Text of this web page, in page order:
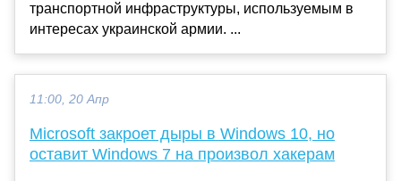
транспортной инфраструктуры, используемым в
интересах украинской армии. ...
11:00, 20 Апр
Microsoft закроет дыры в Windows 10, но
оставит Windows 7 на произвол хакерам